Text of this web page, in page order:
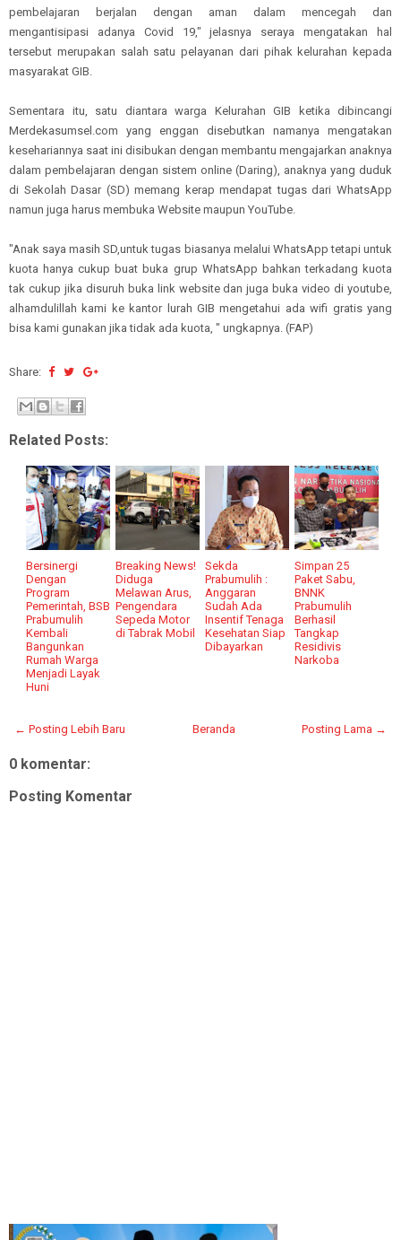
pembelajaran berjalan dengan aman dalam mencegah dan
mengantisipasi adanya Covid 19," jelasnya seraya mengatakan hal
tersebut merupakan salah satu pelayanan dari pihak kelurahan kepada
masyarakat GIB.
Sementara itu, satu diantara warga Kelurahan GIB ketika dibincangi
Merdekasumsel.com yang enggan disebutkan namanya mengatakan
kesehariannya saat ini disibukan dengan membantu mengajarkan anaknya
dalam pembelajaran dengan sistem online (Daring), anaknya yang duduk
di Sekolah Dasar (SD) memang kerap mendapat tugas dari WhatsApp
namun juga harus membuka Website maupun YouTube.
"Anak saya masih SD,untuk tugas biasanya melalui WhatsApp tetapi untuk
kuota hanya cukup buat buka grup WhatsApp bahkan terkadang kuota
tak cukup jika disuruh buka link website dan juga buka video di youtube,
alhamdulillah kami ke kantor lurah GIB mengetahui ada wifi gratis yang
bisa kami gunakan jika tidak ada kuota, " ungkapnya. (FAP)
Share:
Related Posts:
Bersinergi
Dengan
Program
Pemerintah, BSB
Prabumulih
Kembali
Bangunkan
Rumah Warga
Menjadi Layak
Huni
Breaking News!
Diduga
Melawan Arus,
Pengendara
Sepeda Motor
di Tabrak Mobil
Sekda
Prabumulih :
Anggaran
Sudah Ada
Insentif Tenaga
Kesehatan Siap
Dibayarkan
Simpan 25
Paket Sabu,
BNNK
Prabumulih
Berhasil
Tangkap
Residivis
Narkoba
← Posting Lebih Baru Posting Lama →
Beranda
0 komentar:
Posting Komentar